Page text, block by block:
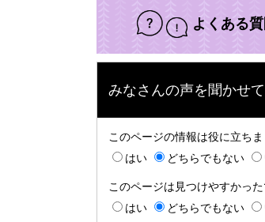
よくある
みなさんの声を聞かせ
このページの情報は役に立ちま
はい
どちらでもない
このページは見つけやすかった
はい
どちらでもない